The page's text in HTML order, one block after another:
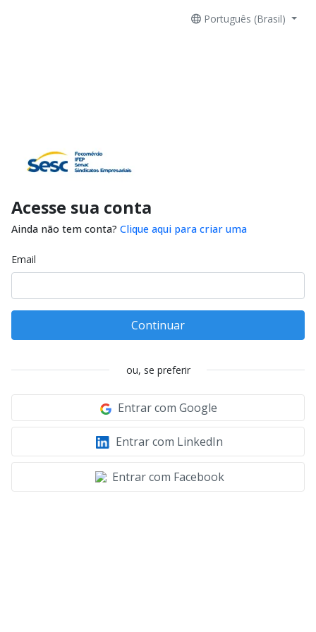
Português (Brasil)
Acesse sua conta
Ainda não tem conta? Clique aqui para criar uma
Email
Continuar
ou, se preferir
Entrar com Google
Entrar com LinkedIn
Entrar com Facebook